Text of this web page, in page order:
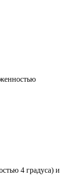
4 градуса) и